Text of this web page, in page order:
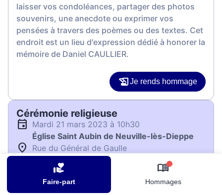
Faire-part Hommages
laisser vos condoléances, partager des photos
souvenirs, une anecdote ou exprimer vos
pensées à travers des poèmes ou des textes. Cet
endroit est un lieu d'expression dédié à honorer la
mémoire de Daniel CAULLIER.
Je rends hommage
Cérémonie religieuse
mardi 21 mars 2023 à 10h30
Église Saint Aubin de Neuville-lès-Dieppe
Rue du Général de Gaulle
76370 Neuville-lès-Dieppe